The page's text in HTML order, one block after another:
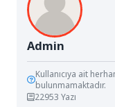
Admin
Kullanıcıya ait
bulunmamaktadır.
22953 Yazı